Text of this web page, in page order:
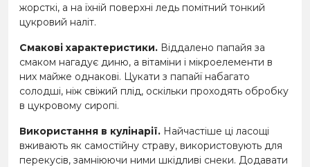
жорсткі, а на їхній поверхні ледь помітний тонкий
цукровий наліт.
Смакові характеристики. Віддалено папайя за
смаком нагадує диню, а вітаміни і мікроелементи в
них майже однакові. Цукати з папайї набагато
солодші, ніж свіжий плід, оскільки проходять обробку
в цукровому сиропі.
Використання в кулінарії. Найчастіше ці ласощі
вживають як самостійну страву, використовують для
перекусів, замніюючи ними шкідливі снеки. Додавати